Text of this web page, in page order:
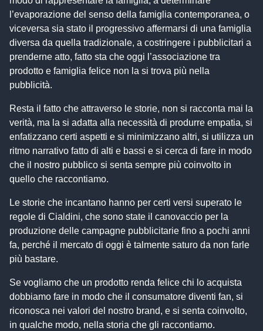
l’evaporazione del senso della famiglia contemporanea, o
viceversa sia stato il progressivo affermarsi di una famiglia
diversa da quella tradizionale, a costringere i pubblicitari a
prenderne atto, fatto sta che oggi l’associazione tra
prodotto e famiglia felice non la si trova più nella
pubblicità.
Resta il fatto che attraverso le storie, non si racconta mai la
verità, ma la si adatta alla necessità di produrre empatia, si
enfatizzano certi aspetti e si minimizzano altri, si utilizza un
ritmo narrativo fatto di alti e bassi e si cerca di fare in modo
che il nostro pubblico si senta sempre più coinvolto in
quello che raccontiamo.
Le storie che incantano hanno per certi versi superato le
regole di Cialdini, che sono state il canovaccio per la
produzione delle campagne pubblicitarie fino a pochi anni
fa, perché il mercato di oggi è talmente saturo da non farle
più bastare.
Se vogliamo che un prodotto renda felice chi lo acquista
dobbiamo fare in modo che il consumatore diventi fan, si
riconosca nei valori del nostro brand, e si senta coinvolto,
in qualche modo, nella storia che gli raccontiamo.